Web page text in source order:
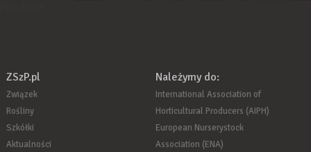
ZSzP.pl
Związek
Rośliny
Szkółki
Aktualności
Należymy do:
International Association of
Horticultural Producers (AIPH)
European Nurserystock
Association (ENA)